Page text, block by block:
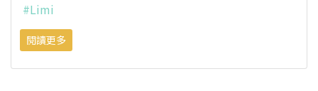
#Limi
閱讀更多